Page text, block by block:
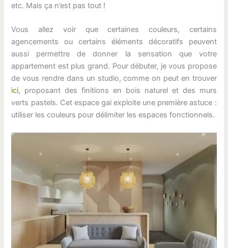
etc. Mais ça n’est pas tout !
Vous allez voir que certaines couleurs, certains
agencements ou certains éléments décoratifs peuvent
aussi permettre de donner la sensation que votre
appartement est plus grand. Pour débuter, je vous propose
de vous rendre dans un studio, comme on peut en trouver
ici, proposant des finitions en bois naturel et des murs
verts pastels. Cet espace gai exploite une première astuce :
utiliser les couleurs pour délimiter les espaces fonctionnels.